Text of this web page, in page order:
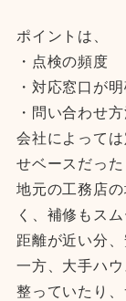
ポイントは、
・点検の頻度
・対応窓口が
・問い合わせ
会社によって
せベースだっ
地元の工務店
く、補修もス
距離が近い分
一方、大手ハ
整っていたり